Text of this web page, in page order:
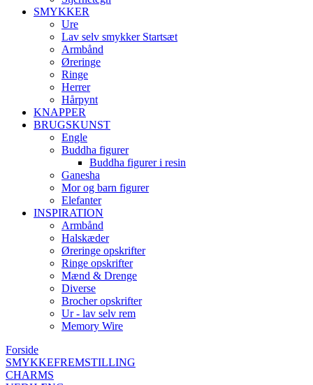
SMYKKER
Ure
Lav selv smykker Startsæt
Armbånd
Øreringe
Ringe
Herrer
Hårpynt
KNAPPER
BRUGSKUNST
Engle
Buddha figurer
Buddha figurer i resin
Ganesha
Mor og barn figurer
Elefanter
INSPIRATION
Armbånd
Halskæder
Øreringe opskrifter
Ringe opskrifter
Mænd & Drenge
Diverse
Brocher opskrifter
Ur - lav selv rem
Memory Wire
Forside
SMYKKEFREMSTILLING
CHARMS